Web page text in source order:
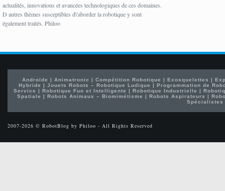
actualités, innovations et avancées technologiques de ces domaines.
D autres thèmes susceptibles d\'aborder la robotique y sont
également traités. Philoo
Androïde | Animatronic | Compétition Robotique | Exosquelettes |
Hybride |Jouets Robots – Robotique Ludique |Programmation de
Service | Robotique Fun et Intelligente | Robotique Industrielle |
Spatiale | Robots Animaux – Biomimétisme | Robots Aspirateurs |
Spécialistes
2007-2026 © RobotBlog by Philoo - All Rights Reserved